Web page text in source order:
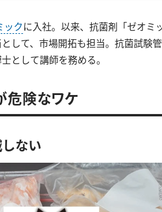
ックに入社。以来、抗菌剤「ゼオミ
して、市場開拓も担当。抗菌試験
として講師を務める。
険なワケ
ない